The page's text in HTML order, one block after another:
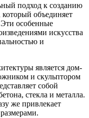
подход к созданию
объединяет
особенные
искусства
и
является дом-
и скульптором
собой
стекла и металла.
же привлекает